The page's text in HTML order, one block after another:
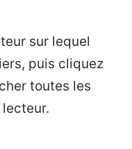
sur lequel
puis cliquez
toutes les